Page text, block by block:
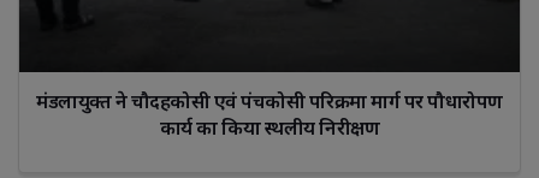
मंडलायुक्त ने चौदहकोसी एवं पंचकोसी परिक्रमा मार्ग पर पौधारोपण
कार्य का किया स्थलीय निरीक्षण